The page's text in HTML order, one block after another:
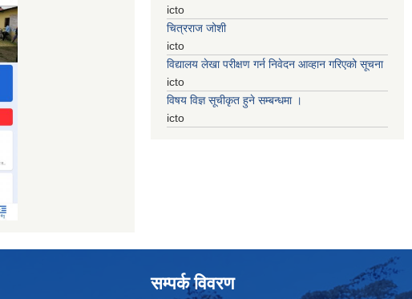
icto
चित्रराज जोशी
icto
विद्यालय लेखा परीक्षण गर्न निवेदन आव्हान गरिएको सूचना
icto
विषय विज्ञ सूचीकृत हुने सम्बन्धमा ।
icto
सम्पर्क विवरण